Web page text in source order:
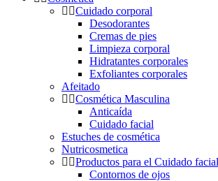
Cuidado corporal
Desodorantes
Cremas de pies
Limpieza corporal
Hidratantes corporales
Exfoliantes corporales
Afeitado
Cosmética Masculina
Anticaída
Cuidado facial
Estuches de cosmética
Nutricosmetica
Productos para el Cuidado facial
Contornos de ojos